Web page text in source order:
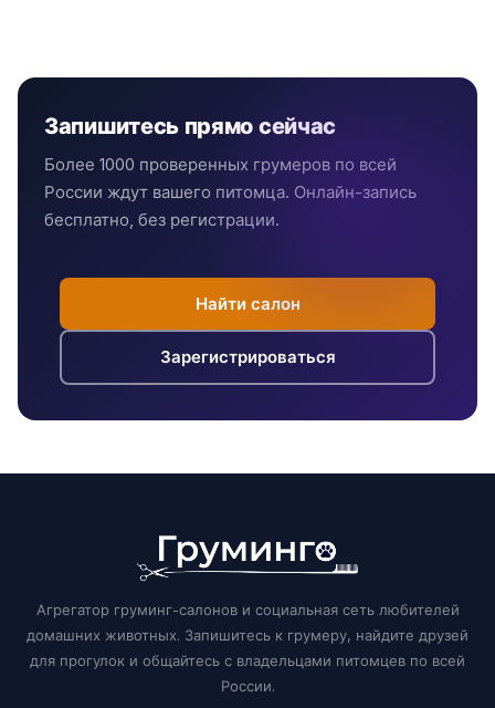
Запишитесь прямо сейчас
Более 1000 проверенных грумеров по всей
России ждут вашего питомца. Онлайн-запись
бесплатно, без регистрации.
Найти салон
Зарегистрироваться
Агрегатор груминг-салонов и социальная сеть любителей
домашних животных. Запишитесь к грумеру, найдите друзей
для прогулок и общайтесь с владельцами питомцев по всей
России.